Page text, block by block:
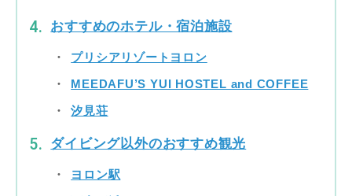
おすすめのホテル・宿泊施設
プリシアリゾートヨロン
MEEDAFU’S YUI HOSTEL and COFFEE
汐見荘
ダイビング以外のおすすめ観光
ヨロン駅